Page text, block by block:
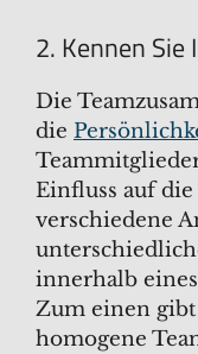
2. Kennen Sie
Die
die
Einfluss auf
verschiedene
innerhalb
Zum einen
homogene